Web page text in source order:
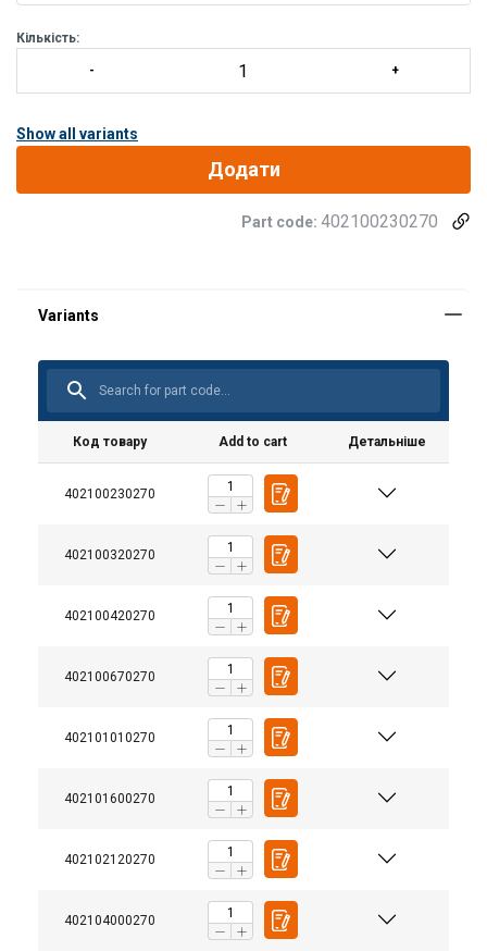
Кількість:
Show all variants
Додати
Part code: 402100230270
Код товару Add to cart Детальніше
402100230270
402100320270
402100420270
402100670270
402101010270
402101600270
402102120270
402104000270
Покриття:
Коефіціент запасу міцності:
Клас: